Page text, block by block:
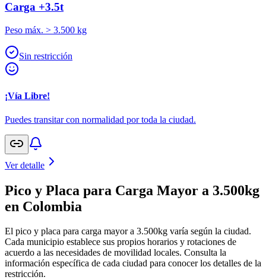
Carga +3.5t
Peso máx. > 3.500 kg
Sin restricción
¡Vía Libre!
Puedes transitar con normalidad por toda la ciudad.
Ver detalle
Pico y Placa para Carga Mayor a 3.500kg
en Colombia
El pico y placa para carga mayor a 3.500kg varía según la ciudad.
Cada municipio establece sus propios horarios y rotaciones de
acuerdo a las necesidades de movilidad locales. Consulta la
información específica de cada ciudad para conocer los detalles de la
restricción.